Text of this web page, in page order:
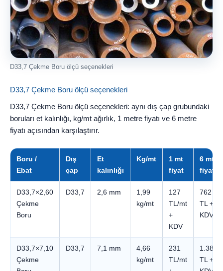
D33,7 Çekme Boru ölçü seçenekleri
D33,7 Çekme Boru ölçü seçenekleri
D33,7 Çekme Boru ölçü seçenekleri: aynı dış çap grubundaki
boruları et kalınlığı, kg/mt ağırlık, 1 metre fiyatı ve 6 metre
fiyatı açısından karşılaştırır.
Boru /
Ebat
Dış
çap
Et
kalınlığı
Kg/mt
1 mt
fiyat
6 mt
fiyatı
D33,7×2,60
Çekme
Boru
D33,7 2,6 mm
1,99
kg/mt
127
TL/mt
+
KDV
762
TL +
KDV
D33,7×7,10
Çekme
D33,7 7,1 mm
4,66
kg/mt
231
TL/mt
1.384
TL +